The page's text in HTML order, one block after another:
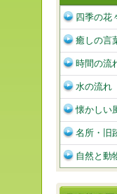
四季の花
癒しの言
時間の流
水の流れ
懐かしい
名所・旧
自然と動